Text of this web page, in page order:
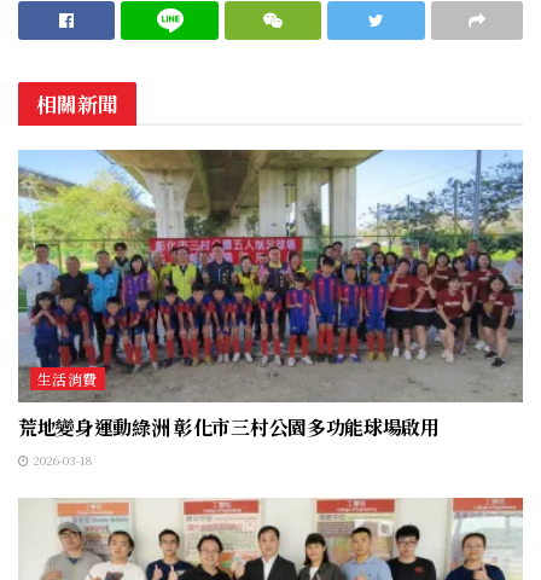
相關新聞
生活消費
荒地變身運動綠洲 彰化市三村公園多功能球場啟用
2026-03-18